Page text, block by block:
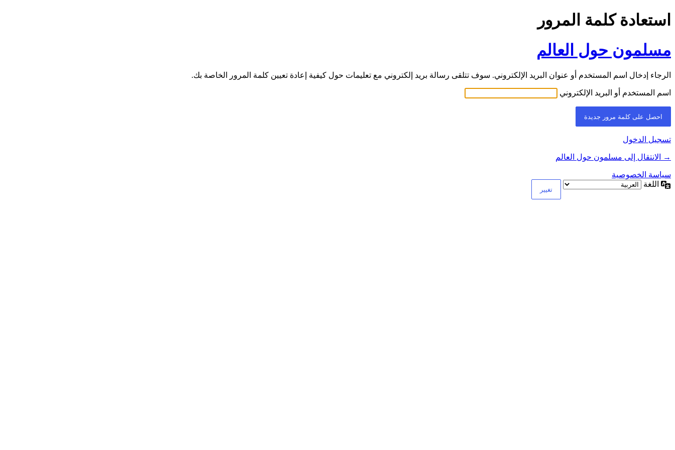
استعادة كلمة المرور
مسلمون حول العالم
الرجاء إدخال اسم المستخدم أو عنوان البريد الإلكتروني. سوف تتلقى رسالة بريد إلكتروني مع تعليمات حول كيفية إعادة تعيين كلمة المرور الخاصة بك.
اسم المستخدم أو البريد الإلكتروني
تسجيل الدخول
→ الانتقال إلى مسلمون حول العالم
سياسة الخصوصية
اللغة